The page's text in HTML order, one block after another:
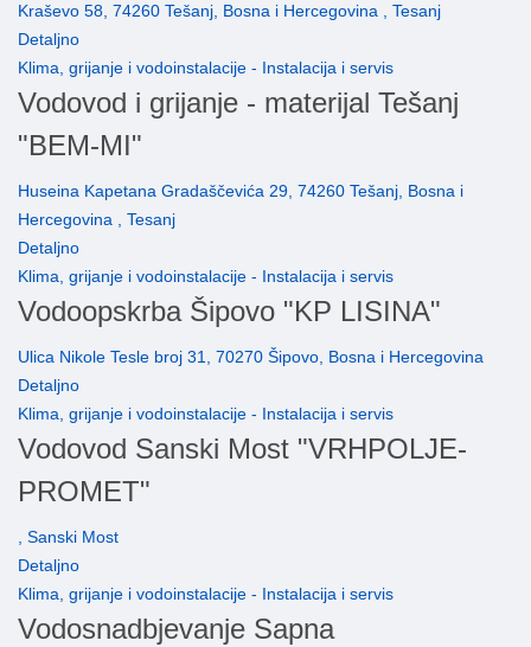
Kraševo 58, 74260 Tešanj, Bosna i Hercegovina , Tesanj
Detaljno
Klima, grijanje i vodoinstalacije - Instalacija i servis
Vodovod i grijanje - materijal Tešanj
"BEM-MI"
Huseina Kapetana Gradaščevića 29, 74260 Tešanj, Bosna i
Hercegovina , Tesanj
Detaljno
Klima, grijanje i vodoinstalacije - Instalacija i servis
Vodoopskrba Šipovo "KP LISINA"
Ulica Nikole Tesle broj 31, 70270 Šipovo, Bosna i Hercegovina
Detaljno
Klima, grijanje i vodoinstalacije - Instalacija i servis
Vodovod Sanski Most "VRHPOLJE-
PROMET"
, Sanski Most
Detaljno
Klima, grijanje i vodoinstalacije - Instalacija i servis
Vodosnadbjevanje Sapna